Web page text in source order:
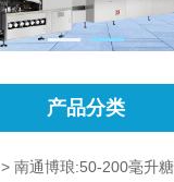
产品分类
> 南通博琅:50-200毫升